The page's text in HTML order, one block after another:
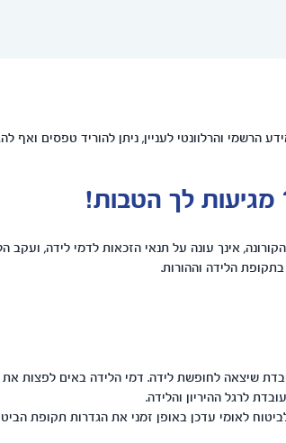
הרשמי והרלוונטי לעניין, ניתן להוריד טפסים ואף
מגיעות לך הטבות!
אינך עונה על תנאי הזכאות לדמי לידה, ועקב
הלידה וההורות.
שיצאה לחופשת לידה. דמי הלידה באים לפצות את
לרגל ההיריון והלידה.
לאומי עדכן באופן זמני את הגדרות תקופת